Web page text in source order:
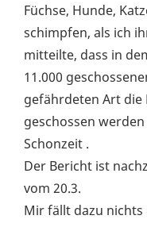
Füchse, Hunde,
schimpfen, als ich
mitteilte, dass in
11.000
gefährdeten Art die
geschossen
Schonzeit .
Der Bericht ist
vom 20.3.
Mir fällt dazu nichts